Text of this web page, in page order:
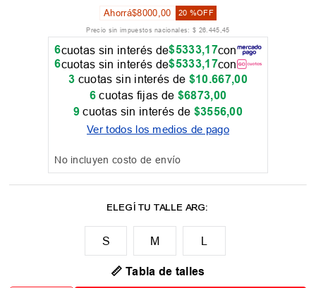
Ahorrá$8000,00 20 %OFF
Precio sin impuestos nacionales: $ 26.445,45
6cuotas sin interés de$5333,17con
6cuotas sin interés de$5333,17con
3 cuotas sin interés de $10.667,00
6 cuotas fijas de $6873,00
9 cuotas sin interés de $3556,00
Ver todos los medios de pago
No incluyen costo de envío
M L
📏 Tabla de talles